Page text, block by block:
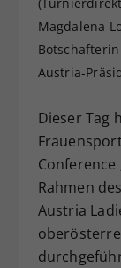
Magdalena
Austria-
Dieser Tag
Conference
Rahmen
Austria
Zweck